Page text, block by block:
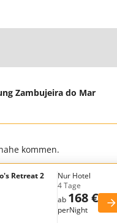
Zambujeira do Mar
kommen.
Retreat 2
Nur Hotel
4 Tage
ab 168 €
perNight